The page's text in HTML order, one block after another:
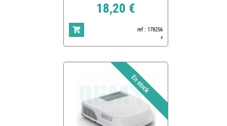
18,20 €
ref : 178256
4